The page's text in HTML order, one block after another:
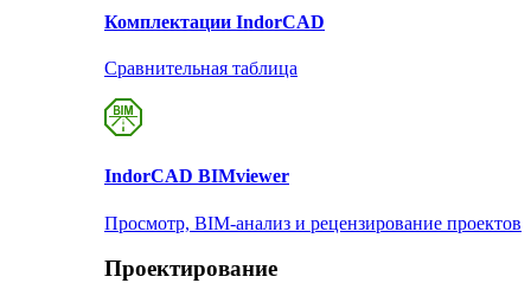
Комплектации IndorCAD
Сравнительная таблица
IndorCAD BIMviewer
Просмотр, BIM-анализ и рецензирование проектов
Проектирование